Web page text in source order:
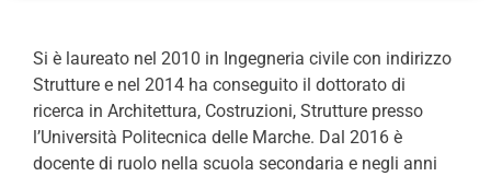
Si è laureato nel 2010 in Ingegneria civile con indirizzo
Strutture e nel 2014 ha conseguito il dottorato di
ricerca in Architettura, Costruzioni, Strutture presso
l’Università Politecnica delle Marche. Dal 2016 è
docente di ruolo nella scuola secondaria e negli anni